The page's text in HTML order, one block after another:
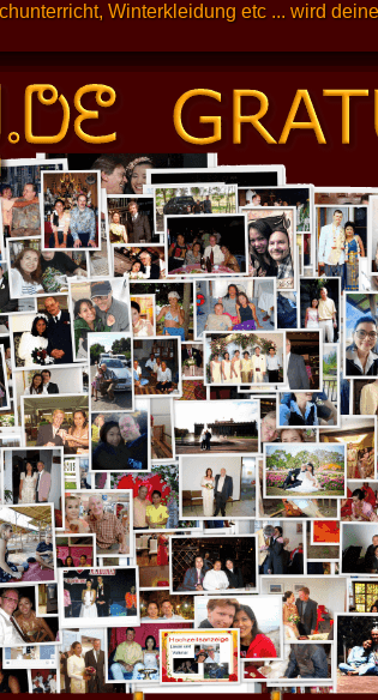
Winterkleidung etc ... wird